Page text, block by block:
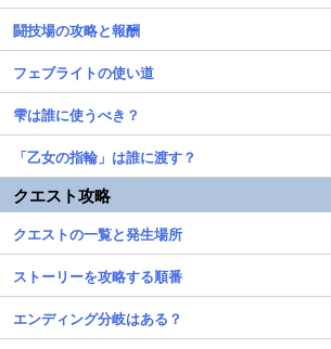
闘技場の攻略と報酬
フェブライトの使い道
雫は誰に使うべき？
「乙女の指輪」は誰に渡す？
クエスト攻略
クエストの一覧と発生場所
ストーリーを攻略する順番
エンディング分岐はある？